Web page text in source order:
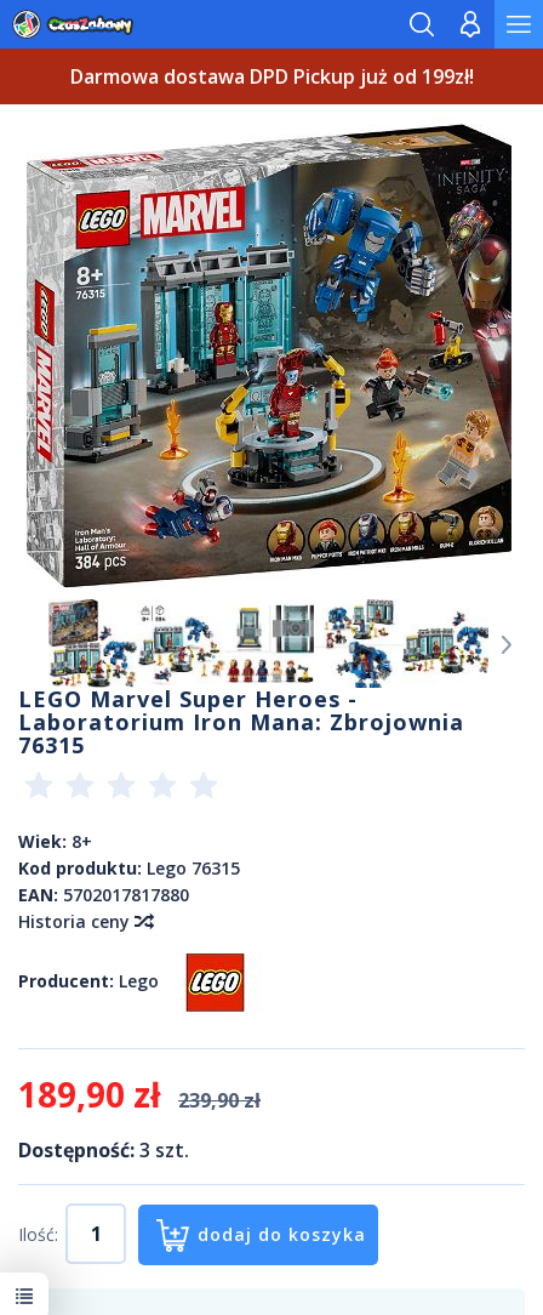
Darmowa dostawa DPD Pickup już od 199zł!
LEGO Marvel Super Heroes -
Laboratorium Iron Mana: Zbrojownia
76315
Wiek: 8+
Kod produktu: Lego 76315
EAN: 5702017817880
Historia ceny
Producent: Lego
189,90 zł
239,90 zł
Dostępność:3 szt.
Ilość: dodaj do koszyka